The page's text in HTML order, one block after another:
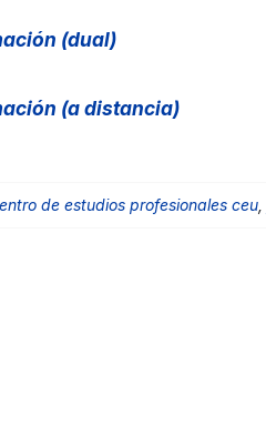
(dual)
(a distancia)
de estudios profesionales ceu